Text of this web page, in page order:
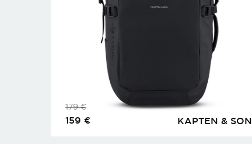
KAPTEN & SON
179€
159 €